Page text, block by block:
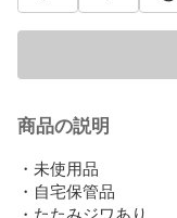
商品の説明
・未使用品
・自宅保管品
・たたみジワあり